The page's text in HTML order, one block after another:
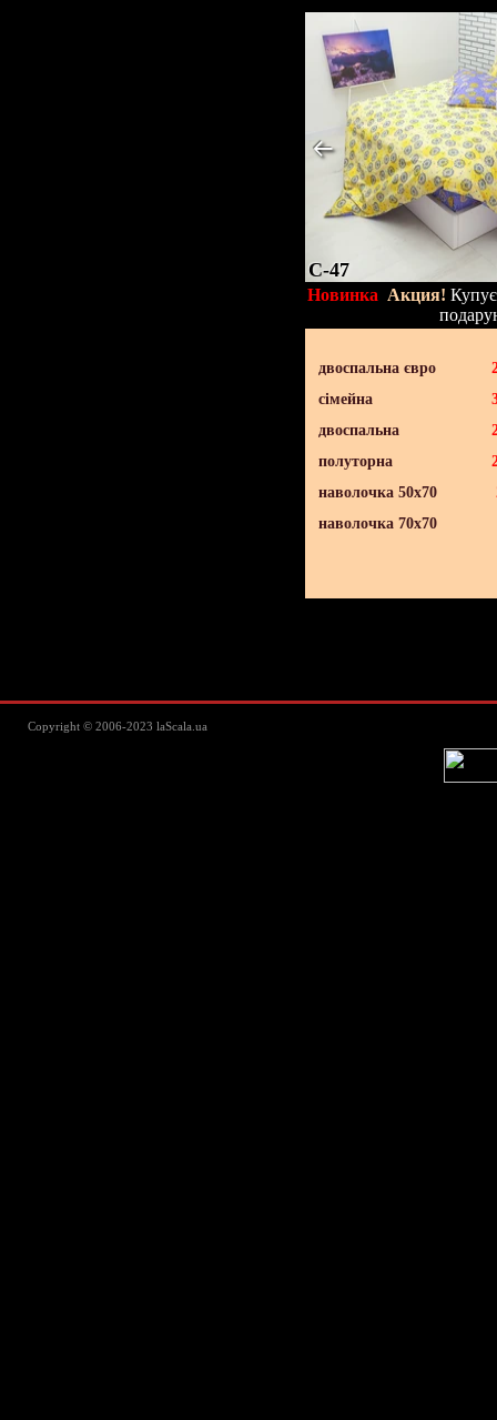
C-47
Новинка Акция!
двоспальна євро
сімейна
двоспальна
полуторна
наволочка 50х70
наволочка 70х70
Copyright © 2006-2023 laScala.ua